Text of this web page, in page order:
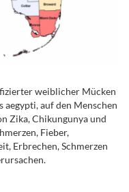
weiblicher Mücken
aegypti, auf den Menschen
Zika, Chikungunya und
Fieber,
Erbrechen, Schmerzen